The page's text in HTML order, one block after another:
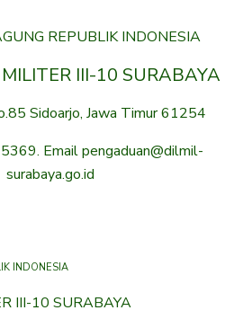
REPUBLIK INDONESIA
III-10 SURABAYA
Sidoarjo, Jawa Timur 61254
Email pengaduan@dilmil-
surabaya.go.id
INDONESIA
III-10 SURABAYA